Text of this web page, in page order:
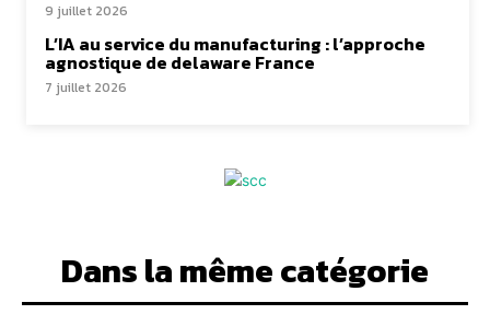
9 juillet 2026
L’IA au service du manufacturing : l’approche
agnostique de delaware France
7 juillet 2026
Dans la même catégorie